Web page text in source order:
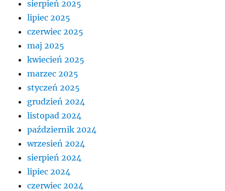
sierpień 2025
lipiec 2025
czerwiec 2025
maj 2025
kwiecień 2025
marzec 2025
styczeń 2025
grudzień 2024
listopad 2024
październik 2024
wrzesień 2024
sierpień 2024
lipiec 2024
czerwiec 2024